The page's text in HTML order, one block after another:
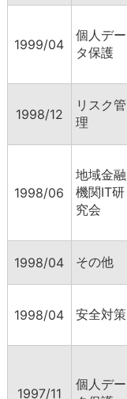
1999/04
個人デー
タ保護
1998/12
リスク管
理
1998/06
地域金融
機関IT研
究会
1998/04 その他
1998/04 安全対策
1997/11
個人デー